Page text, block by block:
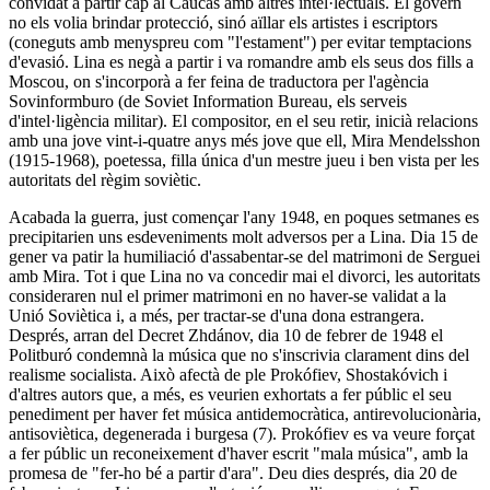
no els volia brindar protecció, sinó aïllar els artistes i escriptors
(coneguts amb menyspreu com "l'estament") per evitar temptacions
d'evasió. Lina es negà a partir i va romandre amb els seus dos fills a
Moscou, on s'incorporà a fer feina de traductora per l'agència
Sovinformburo (de Soviet Information Bureau, els serveis
d'intel·ligència militar). El compositor, en el seu retir, inicià relacions
amb una jove vint-i-quatre anys més jove que ell, Mira Mendelsshon
(1915-1968), poetessa, filla única d'un mestre jueu i ben vista per les
autoritats del règim soviètic.
Acabada la guerra, just començar l'any 1948, en poques setmanes es
precipitarien uns esdeveniments molt adversos per a Lina. Dia 15 de
gener va patir la humiliació d'assabentar-se del matrimoni de Serguei
amb Mira. Tot i que Lina no va concedir mai el divorci, les autoritats
consideraren nul el primer matrimoni en no haver-se validat a la
Unió Soviètica i, a més, per tractar-se d'una dona estrangera.
Després, arran del Decret Zhdánov, dia 10 de febrer de 1948 el
Politburó condemnà la música que no s'inscrivia clarament dins del
realisme socialista. Això afectà de ple Prokófiev, Shostakóvich i
d'altres autors que, a més, es veurien exhortats a fer públic el seu
penediment per haver fet música antidemocràtica, antirevolucionària,
antisoviètica, degenerada i burgesa (7). Prokófiev es va veure forçat
a fer públic un reconeixement d'haver escrit "mala música", amb la
promesa de "fer-ho bé a partir d'ara". Deu dies després, dia 20 de